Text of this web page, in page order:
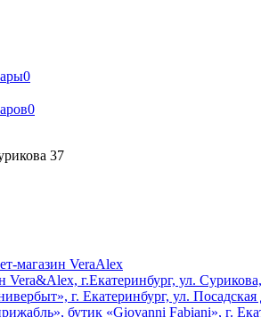
0
0
37
магазин VeraAlex
Vera&Alex, г.Екатеринбург, ул.
г. Екатеринбург, ул.
бутик «Giovanni Fabiani», г.